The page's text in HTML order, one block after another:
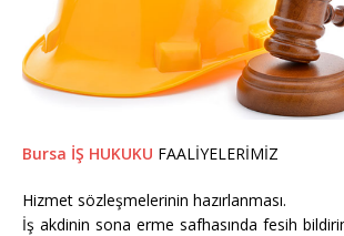
Bursa İŞ HUKUKU FAALİYELERİMİZ
Hizmet sözleşmelerinin hazırlanması.
İş akdinin sona erme safhasında fesih